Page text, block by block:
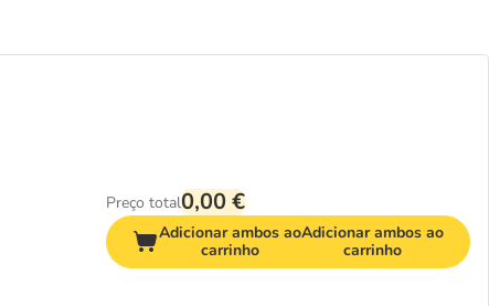
Preço total0,00 €
Adicionar ambos ao
carrinho
Adicionar ambos ao
carrinho